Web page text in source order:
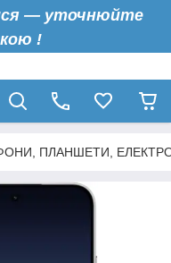
— уточнюйте
!
ПЛАНШЕТИ,